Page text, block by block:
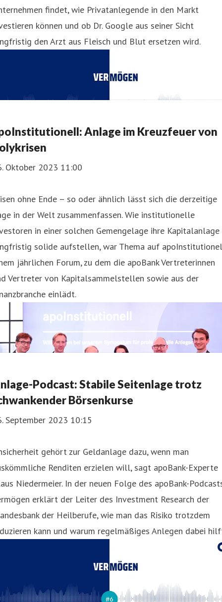
findet, wie Privatanlegende in den Markt
können und ob Dr. Google aus seiner Sicht
den Arzt aus Fleisch und Blut ersetzen wird.
Anlage im Kreuzfeuer von
Oktober 2023 11:00
ohne Ende – so oder ähnlich lässt sich die derzeitige
in der Welt zusammenfassen. Wie institutionelle
in einer solchen Gemengelage ihre Kapitalanlage
solide aufstellen, war Thema auf
jährlichen Forum, zu dem die apoBank Vertreterinnen
Vertreter von Kapitalsammelstellen sowie aus der
einlädt.
Podcast: Stabile Seitenlage trotz
Börsenkurse
September 2023 10:15
gehört zur Geldanlage dazu, wenn man
Renditen erzielen will, sagt apoBank-Experte
Niedermeier. In der neuen Folge des apoBank-
erklärt der Leiter des Investment Research der
der Heilberufe, wie man das Risiko trotzdem
kann und warum regelmäßiges Anlegen dabei